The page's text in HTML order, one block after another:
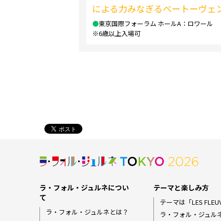
による力みなぎるベートーヴェ
●東京国際フォーラム ホールA：ロワール
※6歳以上入場可
ラ・フォル・ジュルネについ
て
ラ・フォル・ジュルネとは？
テーマと楽しみ方
テーマは「LES
ラ・フォル・ジュル